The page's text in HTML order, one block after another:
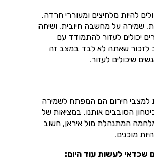
להיות מלחיצים ומעוררי חרדה.
שמירה על מחשבה חיובית, ושיחה
יכולים לעזור להתמודד עם
לזכור שאתה לא לבד במצב זה
שיכולים לעזור.
למצבי חירום הם המפתח לשמירה
הסובבים אותנו. במציאות של
המלחמה המתנהלת מול איראן, חשוב
מוכנים.
שכדאי לעשות עוד היום: